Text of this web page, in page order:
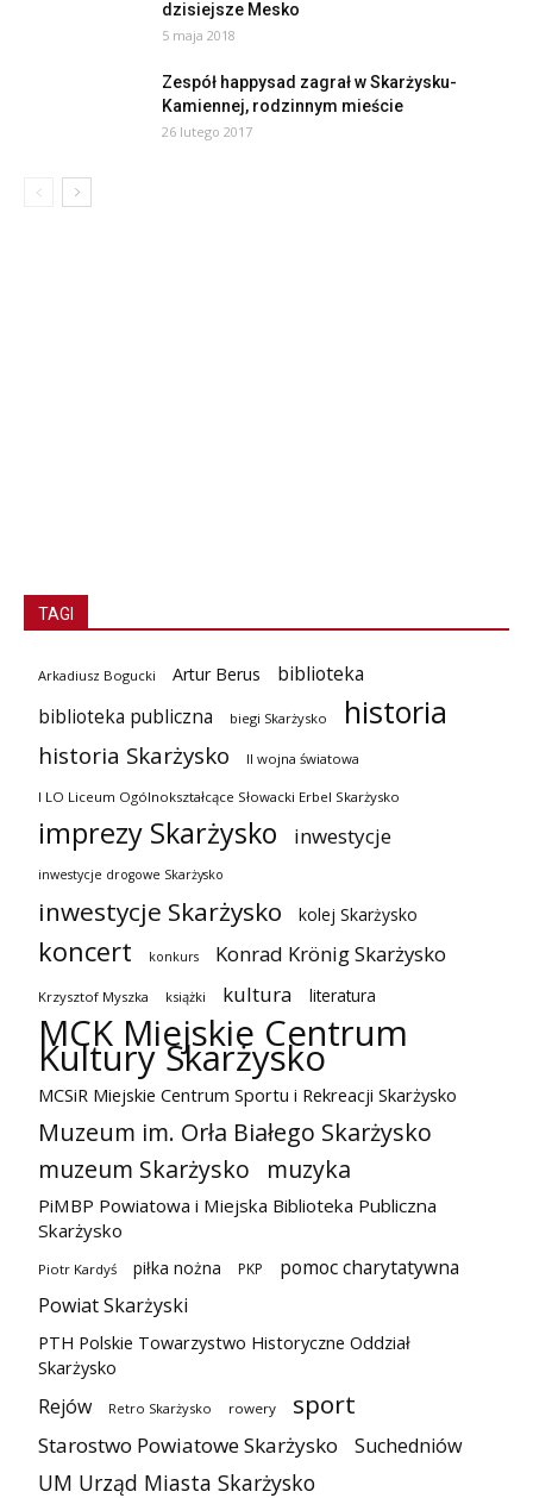
dzisiejsze Mesko
5 maja 2018
Zespół happysad zagrał w Skarżysku-
Kamiennej, rodzinnym mieście
26 lutego 2017
TAGI
Arkadiusz Bogucki Artur Berus
biblioteka
biblioteka publiczna
biegi Skarżysko historia
historia Skarżysko II wojna światowa
I LO Liceum Ogólnokształcące Słowacki Erbel Skarżysko
imprezy Skarżysko inwestycje
inwestycje drogowe Skarżysko
inwestycje Skarżysko kolej Skarżysko
koncert konkurs Konrad Krönig Skarżysko
Krzysztof Myszka książki kultura literatura
MCK Miejskie Centrum
Kultury Skarżysko
MCSiR Miejskie Centrum Sportu i Rekreacji Skarżysko
Muzeum im. Orła Białego Skarżysko
muzeum Skarżysko
muzyka
PiMBP Powiatowa i Miejska Biblioteka Publiczna
Skarżysko
Piotr Kardyś piłka nożna PKP
pomoc charytatywna
Powiat Skarżyski
PTH Polskie Towarzystwo Historyczne Oddział
Skarżysko
Rejów Retro Skarżysko rowery sport
Starostwo Powiatowe Skarżysko Suchedniów
UM Urząd Miasta Skarżysko